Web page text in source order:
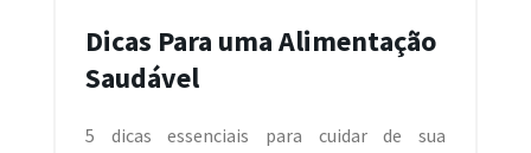
Dicas Para uma Alimentação
Saudável
5 dicas essenciais para cuidar de sua